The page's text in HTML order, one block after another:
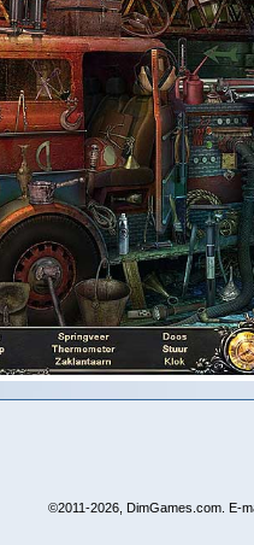
©2011-2026, DimGames.com. E-